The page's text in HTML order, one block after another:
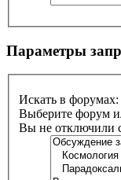
Параметры
Искать в форумах:
Выберите форум
Вы не отключили